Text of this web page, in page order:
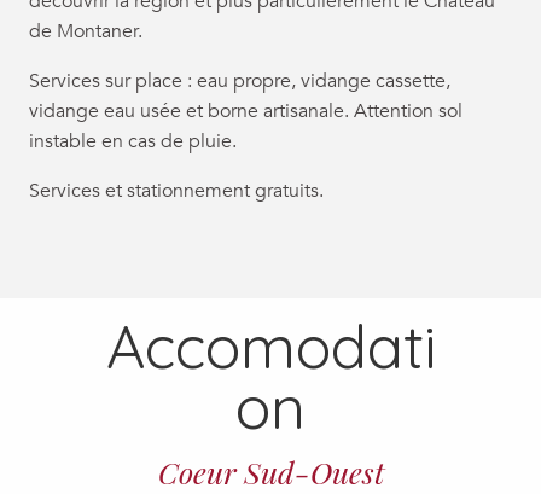
de Montaner.
Services sur place : eau propre, vidange cassette,
vidange eau usée et borne artisanale. Attention sol
instable en cas de pluie.
Services et stationnement gratuits.
Accomodati
on
Coeur Sud-Ouest
Accommodations